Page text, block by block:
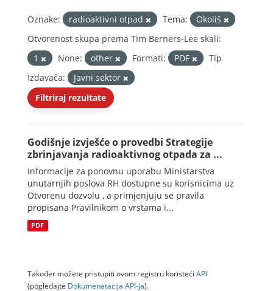
Oznake: radioaktivni otpad Tema:
Okoliš
Otvorenost skupa prema Tim Berners-Lee skali:
1
None: other Formati: PDF
Tip
Izdavača:
Javni sektor
Filtriraj rezultate
Godišnje izvješće o provedbi Strategije
zbrinjavanja radioaktivnog otpada za ...
Informacije za ponovnu uporabu Ministarstva
unutarnjih poslova RH dostupne su korisnicima uz
Otvorenu dozvolu , a primjenjuju se pravila
propisana Pravilnikom o vrstama i...
PDF
Također možete pristupiti ovom registru koristeći API
(pogledajte Dokumenаtаcijа API-jа).